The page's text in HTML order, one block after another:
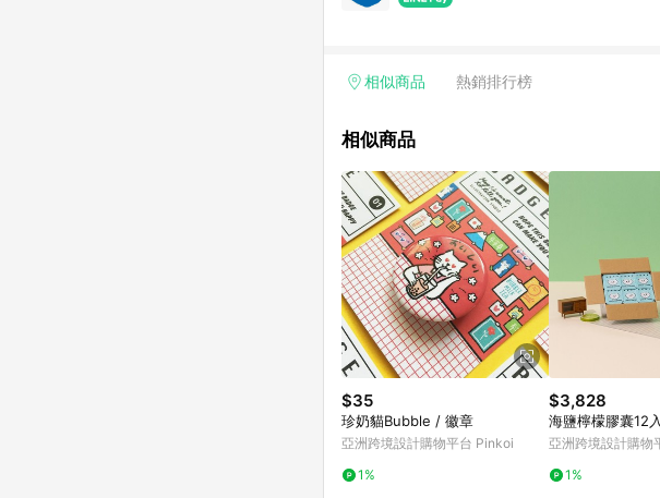
相似商品 熱銷排行榜
相似商品
$35
珍奶貓Bubble / 徽章
亞洲跨境設計購物平台 Pinkoi
1%
$3,828
海鹽檸檬膠囊12
亞洲跨境設計購物
1%